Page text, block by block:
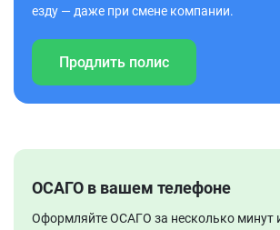
езду — даже при смене компании.
Продлить полис
ОСАГО в вашем телефоне
Оформляйте ОСАГО за несколько минут